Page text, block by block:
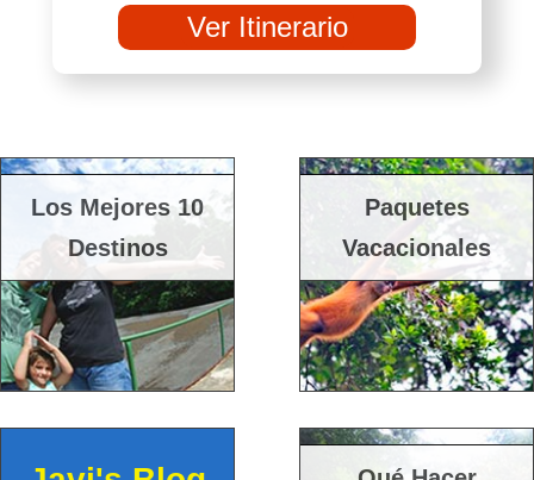
Ver Itinerario
Los Mejores 10
Destinos
Paquetes
Vacacionales